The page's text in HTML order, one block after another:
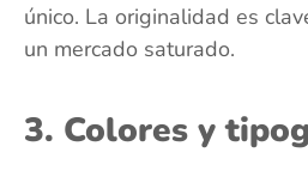
único. La originalidad es
un mercado saturado.
3. Colores y